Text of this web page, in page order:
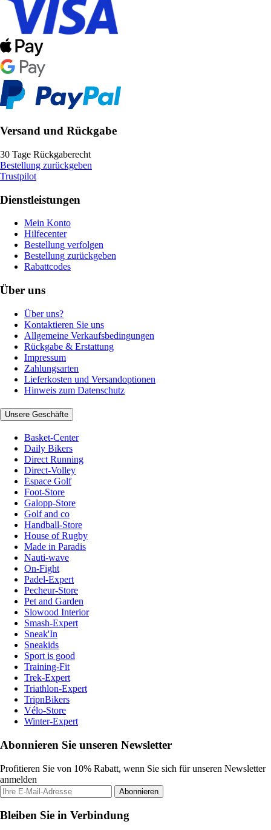
Versand und Rückgabe
30 Tage Rückgaberecht
Bestellung zurückgeben
Trustpilot
Dienstleistungen
Mein Konto
Hilfecenter
Bestellung verfolgen
Bestellung zurückgeben
Rabattcodes
Über uns
Über uns?
Kontaktieren Sie uns
Allgemeine Verkaufsbedingungen
Rückgabe & Erstattung
Impressum
Zahlungsarten
Lieferkosten und Versandoptionen
Hinweis zum Datenschutz
Unsere Geschäfte
Basket-Center
Daily Bikers
Direct Running
Direct-Volley
Espace Golf
Foot-Store
Galopp-Store
Golf and co
Handball-Store
House of Rugby
Made in Paradis
Nauti-wave
On-Fight
Padel-Expert
Pecheur-Store
Pet and Garden
Slowood Interior
Smash-Expert
Sneak'In
Sneakids
Sport is good
Training-Fit
Trek-Expert
Triathlon-Expert
TripnBikers
Vélo-Store
Winter-Expert
Abonnieren Sie unseren Newsletter
Profitieren Sie von 10% Rabatt, wenn Sie sich für unseren Newsletter
anmelden
Abonnieren
Bleiben Sie in Verbindung